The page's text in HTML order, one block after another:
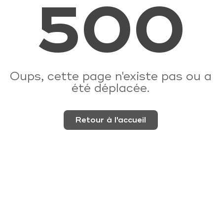
500
Oups, cette page n'existe pas ou a
été déplacée.
Retour à l'accueil